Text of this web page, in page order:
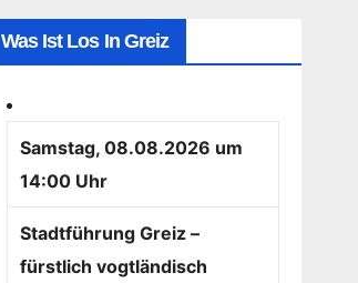
Was Ist Los In Greiz
Samstag, 08.08.2026 um
14:00 Uhr
Stadtführung Greiz –
fürstlich vogtländisch